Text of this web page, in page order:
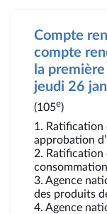
Compte
compte
la
jeudi 26
(105e)
1. Ratification
approbation
2. Ratification
consommation
3. Agence
des produits
4. Agence